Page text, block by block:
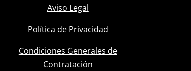
Aviso Legal
Política de Privacidad
Condiciones Generales de
Contratación